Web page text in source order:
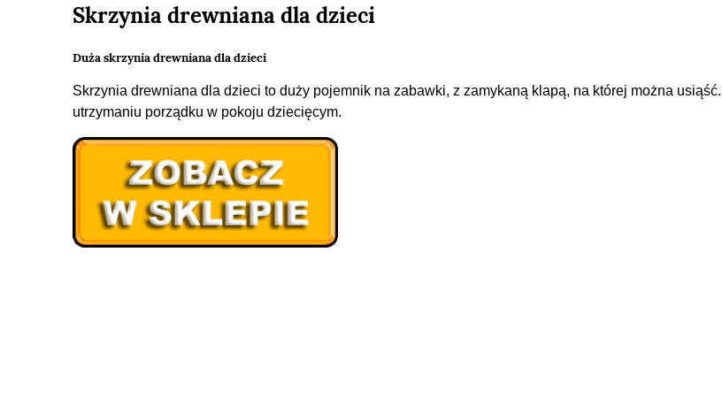
Skrzynia drewniana dla dzieci
Duża skrzynia drewniana dla dzieci
Skrzynia drewniana dla dzieci to duży pojemnik na zabawki, z zamykaną klapą, na której można
utrzymaniu porządku w pokoju dziecięcym.